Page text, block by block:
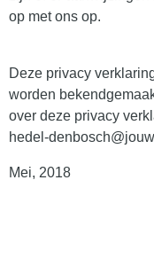
op met ons op.
Deze privacy
worden
over deze privacy
hedel-
Mei, 2018